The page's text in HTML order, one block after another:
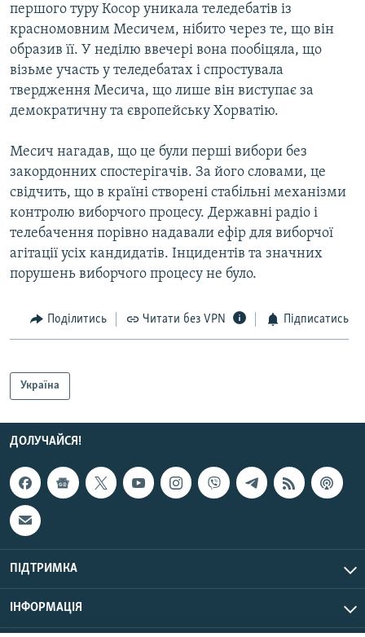
першого туру Косор уникала теледебатiв iз
красномовним Месичем, нiбито через те, що вiн
образив її. У недiлю ввечерi вона пообiцяла, що
вiзьме участь у теледебатах і спростувала
твердження Месича, що лише вiн виступає за
демократичну та європейську Хорватiю.
Месич нагадав, що це були першi вибори без
закордонних спостерiгачiв. За його словами, це
свiдчить, що в країнi створенi стабiльнi механiзми
контролю виборчого процесу. Державні радiо і
телебачення порівно надавали ефір для виборчої
агітації усiх кандидатiв. Iнцидентiв та значних
порушень виборчого процесу не було.
Поділитись Читати без VPN Підписатись
Україна
ДОЛУЧАЙСЯ!
ПІДТРИМКА
ІНФОРМАЦІЯ